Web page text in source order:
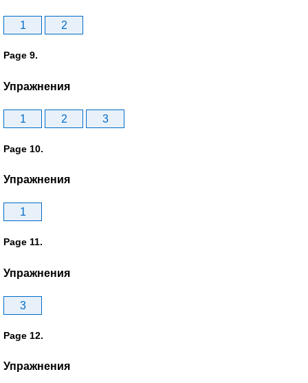
1 2
Page 9.
Упражнения
1 2 3
Page 10.
Упражнения
1
Page 11.
Упражнения
3
Page 12.
Упражнения